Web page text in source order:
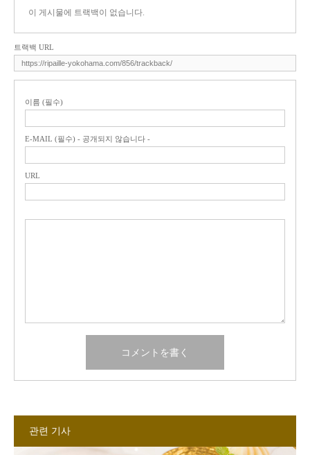
이 게시물에 트랙백이 없습니다.
트랙백 URL
이름 (필수)
E-MAIL (필수) - 공개되지 않습니다 -
URL
관련 기사